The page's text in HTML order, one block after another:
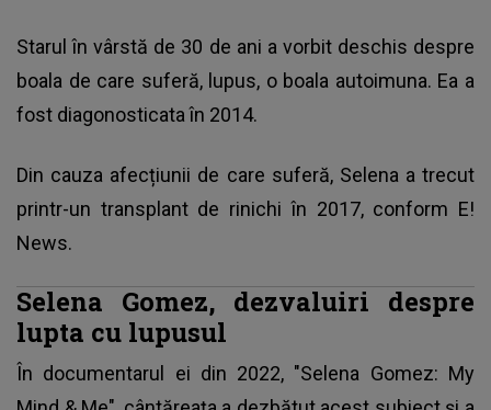
Starul în vârstă de 30 de ani a vorbit deschis despre
boala de care suferă, lupus, o boala autoimuna. Ea a
fost diagonosticata în 2014.
Din cauza afecțiunii de care suferă, Selena a trecut
printr-un transplant de rinichi în 2017, conform E!
News.
Selena Gomez, dezvaluiri despre
lupta cu lupusul
În documentarul ei din 2022, "Selena Gomez: My